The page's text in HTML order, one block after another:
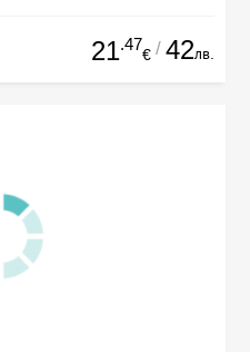
21.47
€ / 42лв.